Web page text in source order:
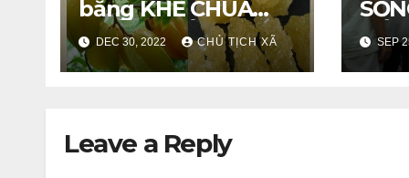
bằng KHẾ CHUA
NGÂM ĐƯỜNG
PHÈN
DEC 30, 2022 CHỦ TỊCH XÃ
VỚI
SEP
Leave a Reply